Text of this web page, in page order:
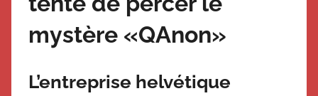
Magazine
Messager
mystère «QAnon»
L’entreprise helvétique